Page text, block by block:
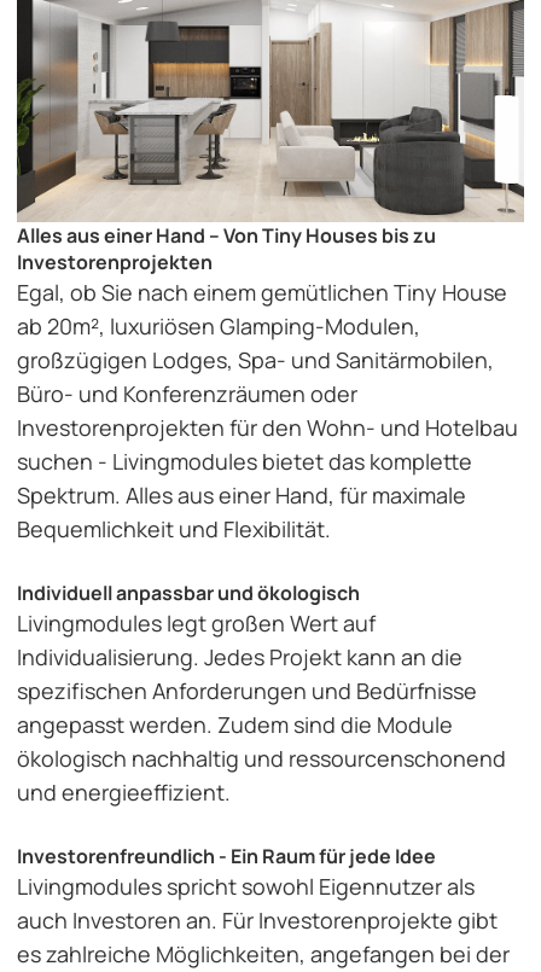
Alles aus einer Hand – Von Tiny Houses bis zu
Investorenprojekten
Egal, ob Sie nach einem gemütlichen Tiny House
ab 20m², luxuriösen Glamping-Modulen,
großzügigen Lodges, Spa- und Sanitärmobilen,
Büro- und Konferenzräumen oder
Investorenprojekten für den Wohn- und Hotelbau
suchen - Livingmodules bietet das komplette
Spektrum. Alles aus einer Hand, für maximale
Bequemlichkeit und Flexibilität.
Individuell anpassbar und ökologisch
Livingmodules legt großen Wert auf
Individualisierung. Jedes Projekt kann an die
spezifischen Anforderungen und Bedürfnisse
angepasst werden. Zudem sind die Module
ökologisch nachhaltig und ressourcenschonend
und energieeffizient.
Investorenfreundlich - Ein Raum für jede Idee
Livingmodules spricht sowohl Eigennutzer als
auch Investoren an. Für Investorenprojekte gibt
es zahlreiche Möglichkeiten, angefangen bei der